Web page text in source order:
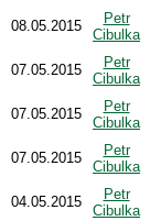
08.05.2015
Petr
Cibulka
07.05.2015
Petr
Cibulka
07.05.2015
Petr
Cibulka
07.05.2015
Petr
Cibulka
04.05.2015
Petr
Cibulka